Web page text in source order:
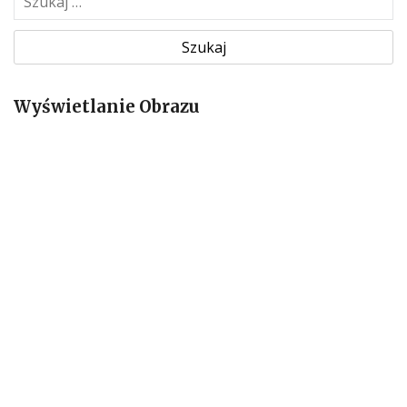
z
k
jWyświetlanie Obrazu